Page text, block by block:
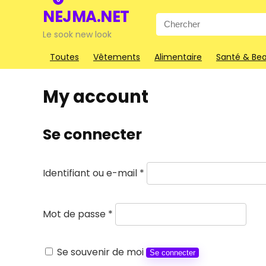
NEJMA.NET
Le sook new look
Search
for:
Toutes Vêtements Alimentaire Santé &
My account
Se connecter
Identifiant ou e-mail *
Mot de passe *
Se souvenir de moi Se connecter